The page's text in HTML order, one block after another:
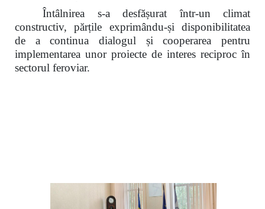
Întâlnirea s-a desfășurat într-un climat
constructiv, părțile exprimându-și disponibilitatea
de a continua dialogul și cooperarea pentru
implementarea unor proiecte de interes reciproc în
sectorul feroviar.